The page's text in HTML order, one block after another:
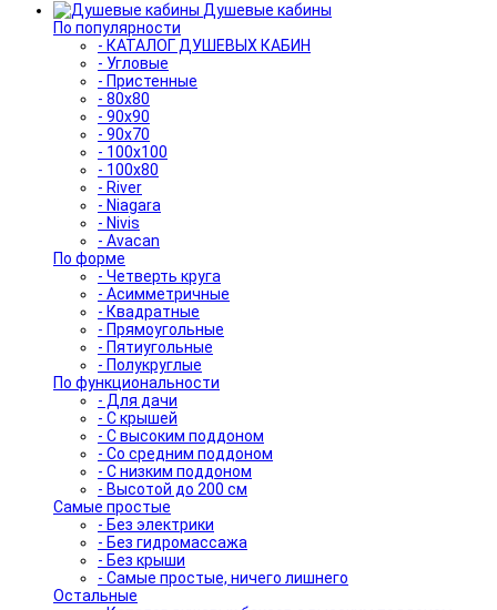
Душевые кабины
По популярности
- КАТАЛОГ ДУШЕВЫХ КАБИН
- Угловые
- Пристенные
- 80x80
- 90x90
- 90x70
- 100x100
- 100x80
- River
- Niagara
- Nivis
- Avacan
По форме
- Четверть круга
- Асимметричные
- Квадратные
- Прямоугольные
- Пятиугольные
- Полукруглые
По функциональности
- Для дачи
- С крышей
- С высоким поддоном
- Со средним поддоном
- С низким поддоном
- Высотой до 200 см
Самые простые
- Без электрики
- Без гидромассажа
- Без крыши
- Самые простые, ничего лишнего
Остальные